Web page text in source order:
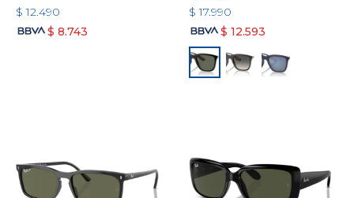
$ 12.490
$ 8.743
$ 17.990
$ 12.593